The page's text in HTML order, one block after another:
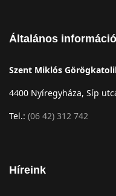
Általános
Szent Miklós
4400 Nyíregyháza, Síp
Tel.: (06 42) 312 742
Híreink